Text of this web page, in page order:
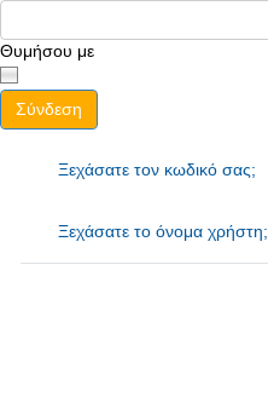
Θυμήσου με
Σύνδεση
Ξεχάσατε τον κωδικό σας;
Ξεχάσατε το όνομα χρήστη;